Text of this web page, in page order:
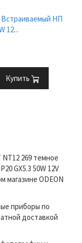
Встраиваемый НП
12...
Купить
NT12 269 темное
GX5.3 50W 12V
магазине ODEON
приборы по
доставкой